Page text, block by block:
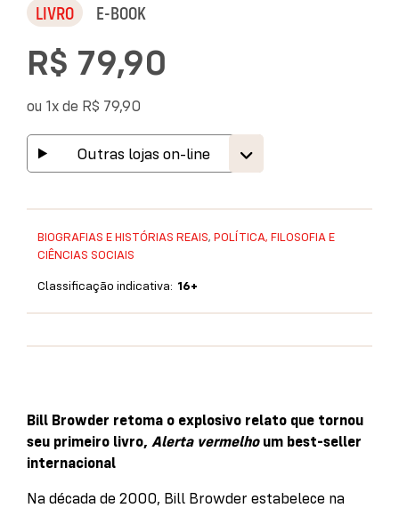
LIVRO E-BOOK
R$ 79,90
ou 1x de R$ 79,90
Outras lojas on-line
BIOGRAFIAS E HISTÓRIAS REAIS, POLÍTICA, FILOSOFIA E
CIÊNCIAS SOCIAIS
Classificação indicativa: 16+
Bill Browder retoma o explosivo relato que tornou
seu primeiro livro, Alerta vermelhoum best-seller
internacional
Na década de 2000, Bill Browder estabelece na